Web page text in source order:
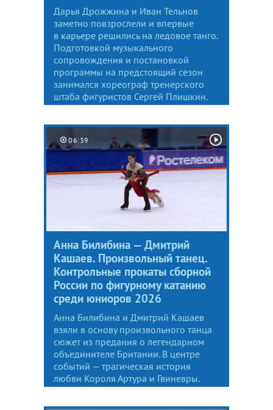
Дарья Дрожжина и Иван Тельнов
заметно повзрослели и впервые
в карьере решились на ледовое танго.
Подготовкой музыкального
сопровождения и постановкой
программы на предстоящий сезон
занимался хореограф тренерского
штаба фигуристов Сергей Плишкин.
06:39
Анна Билибина — Дмитрий
Кашаев. Произвольный танец.
Контрольные прокаты сборной
России по фигурному катанию
среди юниоров 2026
Анна Билибина и Дмитрий Кашаев
взяли в основу произвольного танца
сюжет из предания о легендарном
объединителе Британии. В центре
событий — трагическая история
любви Короля Артура и Гвиневры.